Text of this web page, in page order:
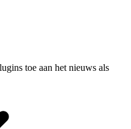
toe aan het nieuws als